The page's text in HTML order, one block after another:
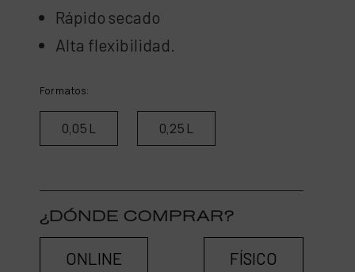
Rápido secado
Alta flexibilidad.
Formatos:
0,05 L 0,25 L
¿DÓNDE COMPRAR?
ONLINE FÍSICO